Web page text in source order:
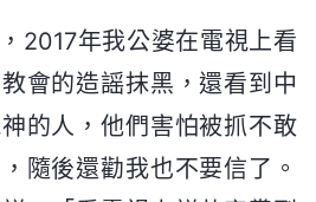
2017年我公婆在電視上看
會的造謡抹黑，還看到中
的人，他們害怕被抓不敢
隨後還勸我也不要信了。